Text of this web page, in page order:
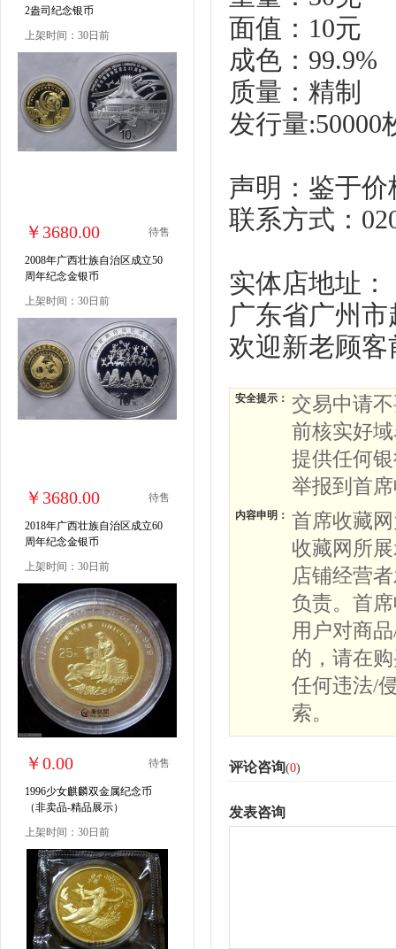
2盎司纪念银币
上架时间：30日前
￥3680.00 待售
2008年广西壮族自治区成立50
周年纪念金银币
上架时间：30日前
￥3680.00 待售
2018年广西壮族自治区成立60
周年纪念金银币
上架时间：30日前
￥0.00 待售
1996少女麒麟双金属纪念币
（非卖品-精品展示）
上架时间：30日前
面值：10元
成色：99.9%
质量：精制
发行量:50000
声明：鉴于
联系方式：
实体店地址：
广东省广州
欢迎新老顾
安全提示： 交易中请
前核实好
提供任何
举报到首
内容申明： 首席收藏
收藏网所
店铺经营
负责。首
用户对商
的，请在
任何违法/
索。
评论咨询(0)
发表咨询